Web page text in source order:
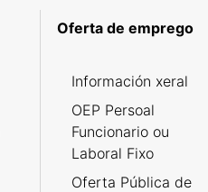
Oferta de emprego
Información xeral
OEP Persoal
Funcionario ou
Laboral Fixo
Oferta Pública de